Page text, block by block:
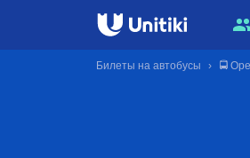
Билеты на автобусы 🚍